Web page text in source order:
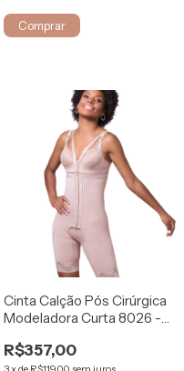
Comprar
Cinta Calção Pós Cirúrgica
Modeladora Curta 8026 -
R$357,00